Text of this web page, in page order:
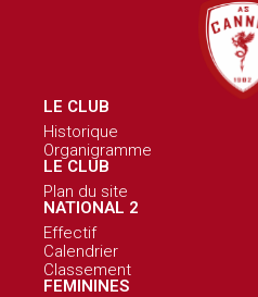
LE CLUB
Historique
Organigramme
LE CLUB
Plan du site
NATIONAL 2
Effectif
Calendrier
Classement
FEMININES